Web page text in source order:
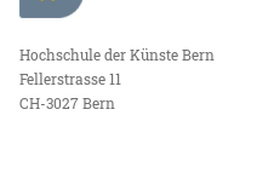
Hochschule der Künste Bern
Fellerstrasse 11
CH-3027 Bern